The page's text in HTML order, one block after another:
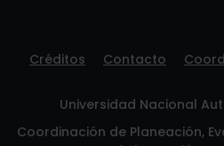
Créditos Contacto
Universidad Nacional
Coordinación de Planeación,